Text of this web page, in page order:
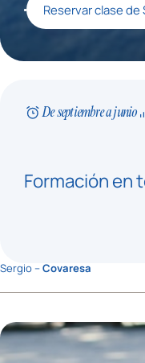
Reservar clase
De septiembre a junio
Formación en
Sergio –Covaresa